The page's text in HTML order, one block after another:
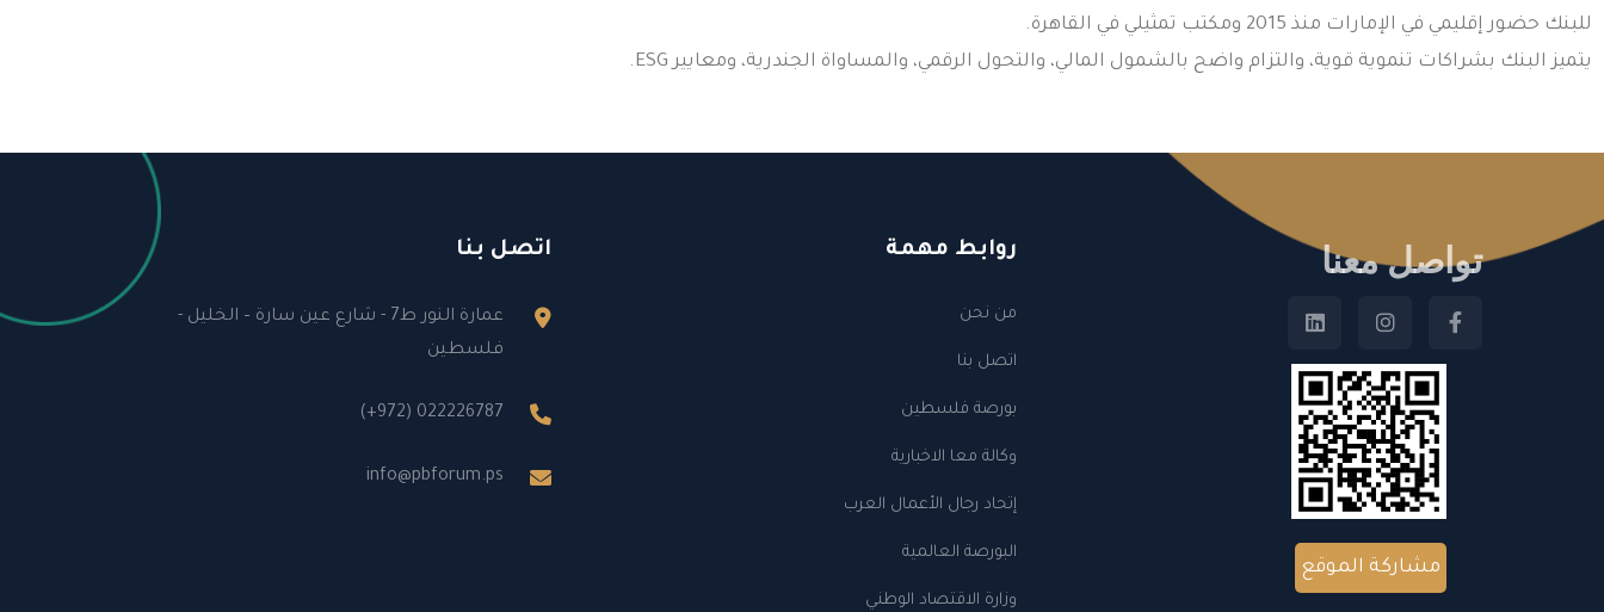
للبنك حضور إقليمي في الإمارات منذ 2015 ومكتب تمثيلي في القاهرة.
يتميز البنك بشراكات تنموية قوية، والتزام واضح بالشمول المالي، والتحول الرقمي، والمساواة الجندرية، ومعايير ESG.
تواصل معنا
مشاركة الموقع
روابط مهمة
من نحن
اتصل بنا
بورصة فلسطين
وكالة معا الاخبارية
إتحاد رجال الأعمال العرب
البورصة العالمية
وزارة الاقتصاد الوطني
اتصل بنا
عمارة النور ط7 - شارع عين سارة – الخليل -
فلسطين
(+972) 022226787
info@pbforum.ps